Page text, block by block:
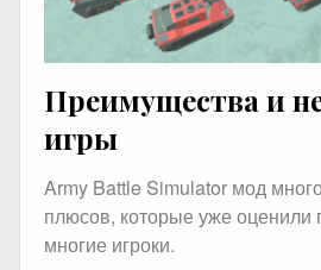
Преимущества и
игры
Army Battle Simulator мод
плюсов, которые уже оценили
многие игроки.